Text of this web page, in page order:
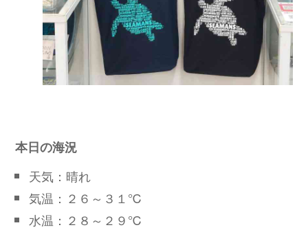
本日の海況
天気：晴れ
気温：２６～３１℃
水温：２８～２９℃